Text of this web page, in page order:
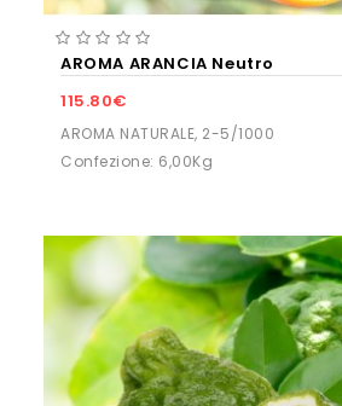
AROMA ARANCIA Neutro
115.80€
AROMA NATURALE, 2-5/1000
Confezione: 6,00Kg